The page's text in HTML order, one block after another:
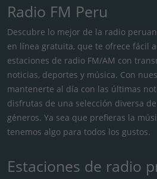
Radio FM Peru
Descubre lo mejor de la radio
en línea gratuita, que te ofrece fácil
estaciones de radio FM/AM con
noticias, deportes y música. Con
mantenerte al día con las últimas
disfrutas de una selección diversa
géneros. Ya sea que prefieras la
tenemos algo para todos los gustos.
Estaciones de radio